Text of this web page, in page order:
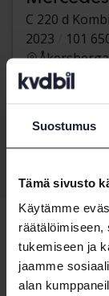
Suostumus
Tämä sivusto
Käytämme
räätälöimiseen,
tukemiseen ja
jaamme
alan
C 220 d
2023
101
Osta suoraan
Rahoituksen
Ajoneuvot